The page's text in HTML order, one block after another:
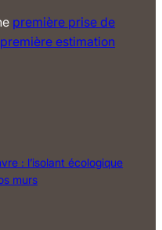
première prise de
estimation
: l’isolant écologique
murs